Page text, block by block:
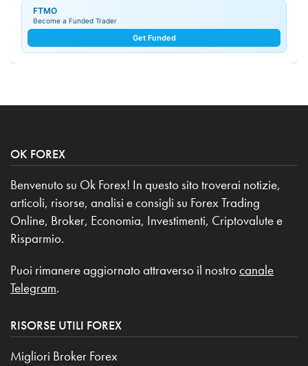
FTMO
Become a Funded Trader
Get Funded
OK FOREX
Benvenuto su Ok Forex! In questo sito troverai notizie,
articoli, risorse, analisi e consigli su Forex Trading
Online, Broker, Economia, Investimenti, Criptovalute e
Risparmio.
Puoi rimanere aggiornato attraverso il nostro canale
Telegram.
RISORSE UTILI FOREX
Migliori Broker Forex